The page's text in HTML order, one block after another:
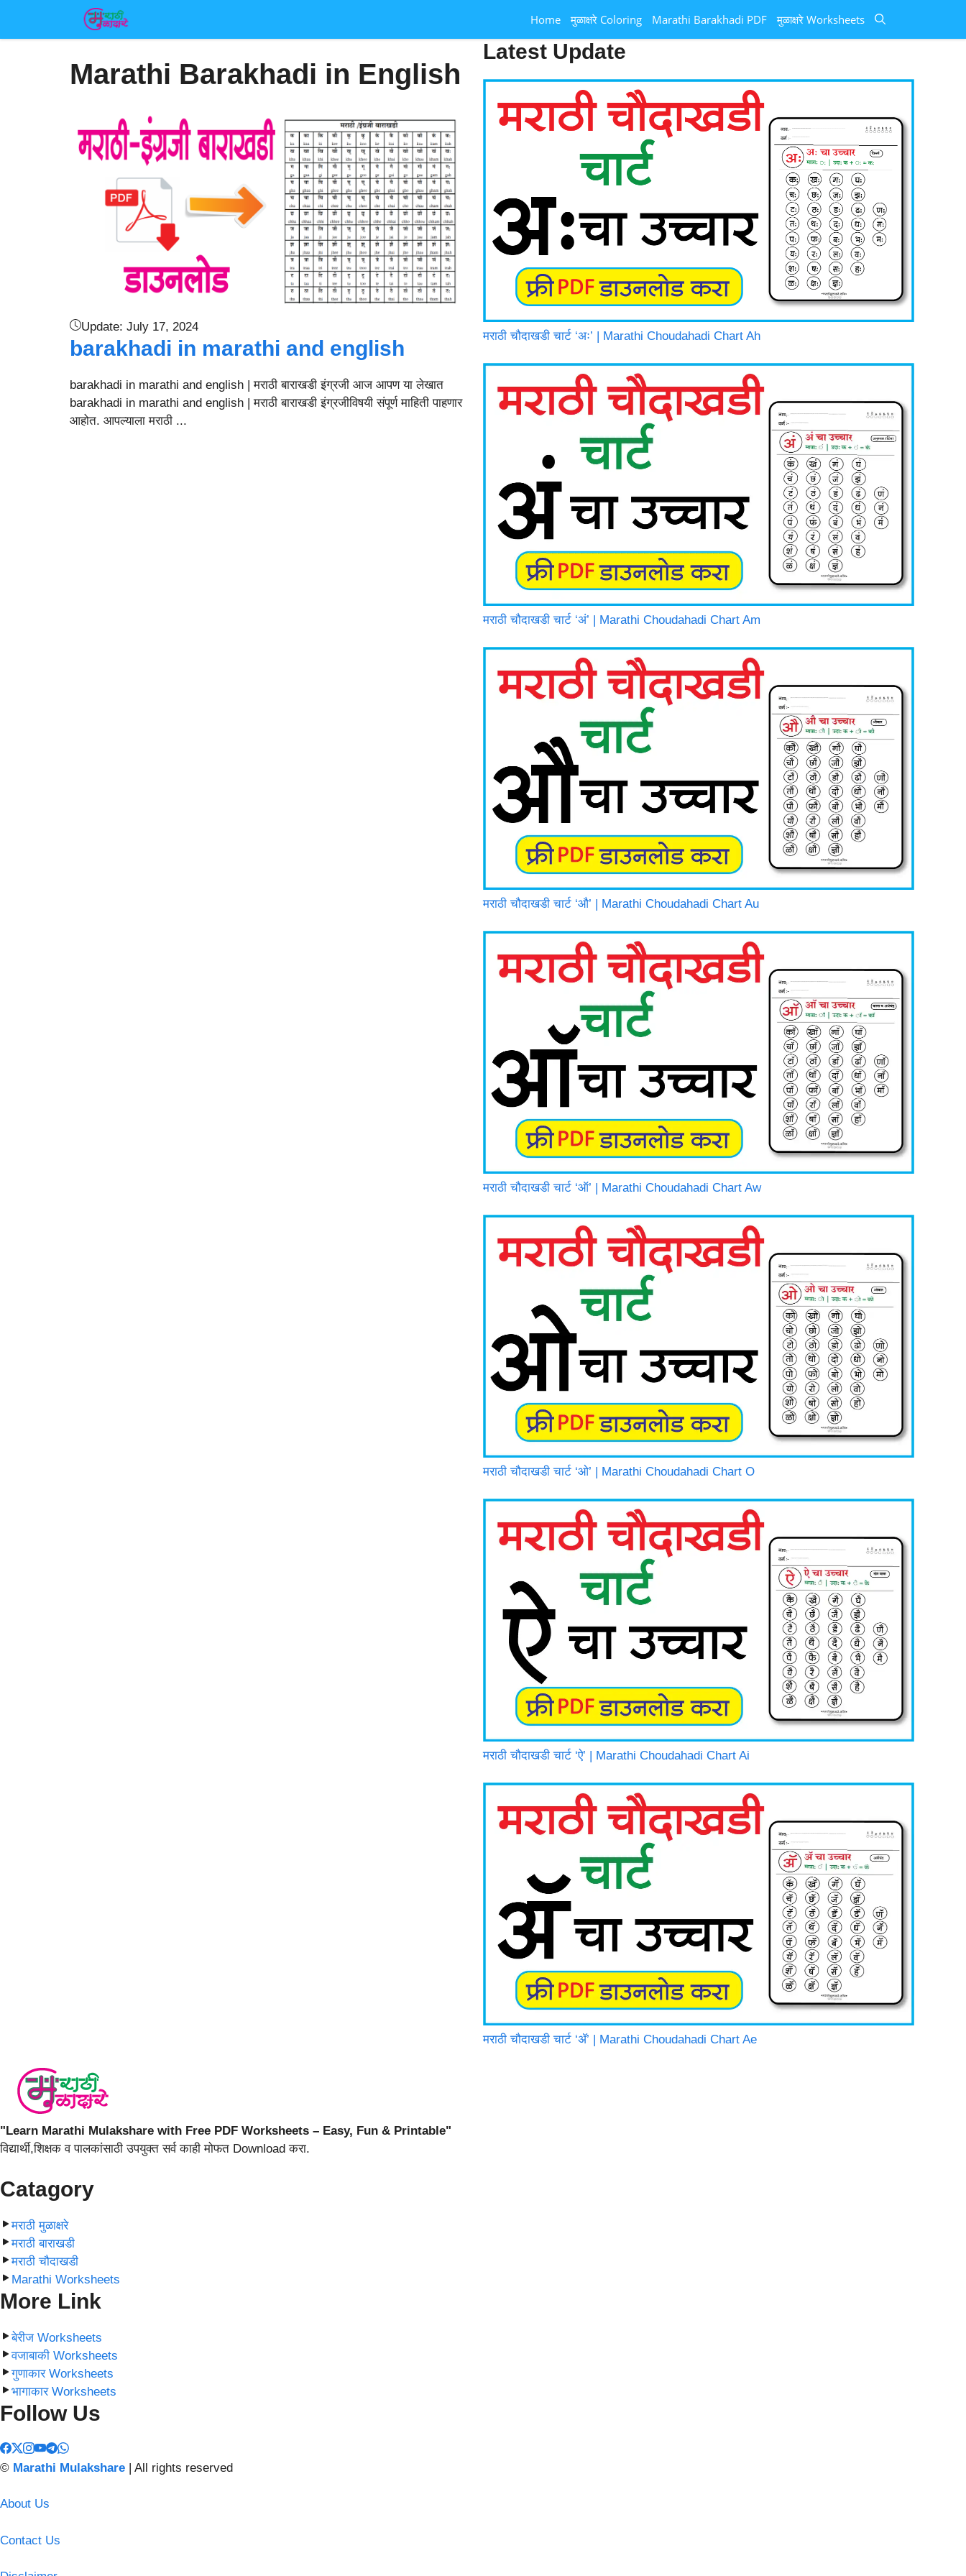
content
Home मुळाक्षरे Coloring Marathi Barakhadi PDF मुळाक्षरे Worksheets
Marathi Barakhadi in English
Update: July 17, 2024
barakhadi in marathi and english
barakhadi in marathi and english | मराठी बाराखडी इंग्रजी आज आपण या लेखात
barakhadi in marathi and english | मराठी बाराखडी इंग्रजीविषयी संपूर्ण माहिती पाहणार
आहोत. आपल्याला मराठी ...
Latest Update
मराठी चौदाखडी चार्ट ‘अः’ | Marathi Choudahadi Chart Ah
मराठी चौदाखडी चार्ट ‘अं’ | Marathi Choudahadi Chart Am
मराठी चौदाखडी चार्ट ‘औ’ | Marathi Choudahadi Chart Au
मराठी चौदाखडी चार्ट ‘ऑ’ | Marathi Choudahadi Chart Aw
मराठी चौदाखडी चार्ट ‘ओ’ | Marathi Choudahadi Chart O
मराठी चौदाखडी चार्ट ‘ऐ’ | Marathi Choudahadi Chart Ai
मराठी चौदाखडी चार्ट ‘ॲ’ | Marathi Choudahadi Chart Ae
"Learn Marathi Mulakshare with Free PDF Worksheets – Easy, Fun & Printable"
विद्यार्थी,शिक्षक व पालकांसाठी उपयुक्त सर्व काही मोफत Download करा.
Catagory
मराठी मुळाक्षरे
मराठी बाराखडी
मराठी चौदाखडी
Marathi Worksheets
More Link
बेरीज Worksheets
वजाबाकी Worksheets
गुणाकार Worksheets
भागाकार Worksheets
Follow Us
© Marathi Mulakshare | All rights reserved
About Us
Contact Us